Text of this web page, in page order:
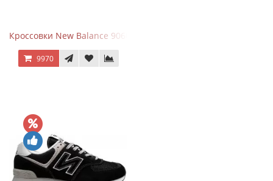
Кроссовки New Balance 9060 Rain Cloud Grey
9970